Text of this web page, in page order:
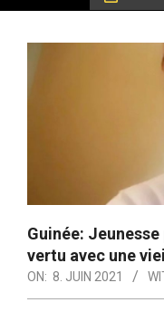
Guinée:
vertu avec une
ON: 8. JUIN 2021